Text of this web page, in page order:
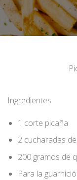
Ingredientes
1 corte picaña
2 cucharadas
200 gramos de
Para la